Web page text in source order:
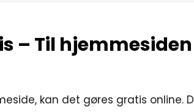
– Til
kan det gøres gratis online.